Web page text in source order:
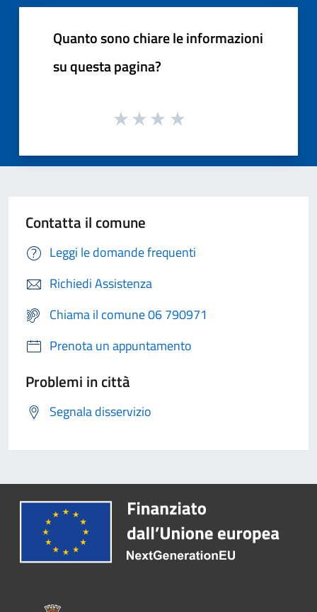
Quanto sono chiare le informazioni
su questa pagina?
Contatta il comune
Leggi le domande frequenti
Richiedi Assistenza
Chiama il comune 06 790971
Prenota un appuntamento
Problemi in città
Segnala disservizio